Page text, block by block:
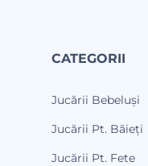
CATEGORII
Jucării Bebeluși
Jucării Pt. Băieți
Jucării Pt. Fete